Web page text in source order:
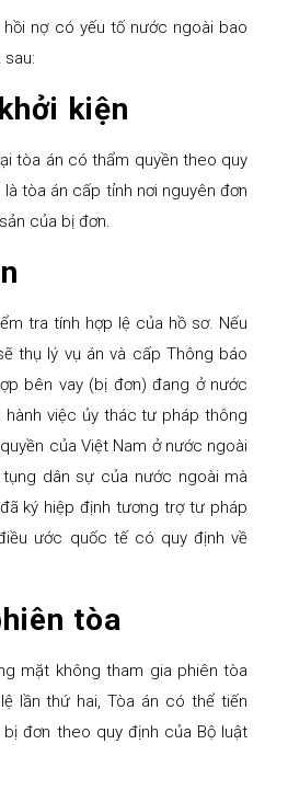
hồi nợ có yếu tố nước ngoài bao
kiện
tòa án có thẩm quyền theo quy
tòa án cấp tỉnh nơi nguyên đơn
của bị đơn.
tra tính hợp lệ của hồ sơ. Nếu
thụ lý vụ án và cấp Thông báo
bên vay (bị đơn) đang ở nước
hành việc ủy thác tư pháp thông
của Việt Nam ở nước ngoài
dân sự của nước ngoài mà
ký hiệp định tương trợ tư pháp
ước quốc tế có quy định về
tòa
mặt không tham gia phiên tòa
lần thứ hai, Tòa án có thể tiến
đơn theo quy định của Bộ luật